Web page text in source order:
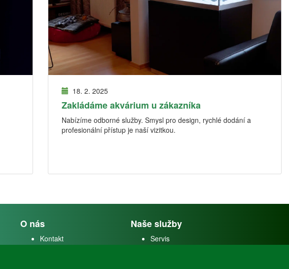
18. 2. 2025
Zakládáme akvárium u zákazníka
Nabízíme odborné služby. Smysl pro design, rychlé dodání a
profesionální přístup je naší vizitkou.
O nás
Kontakt
O firme
Naše služby
Servis
Predaj akváriových rýb